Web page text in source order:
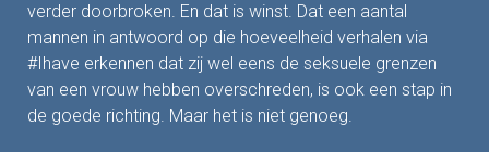
verder doorbroken. En dat is winst. Dat een aantal
mannen in antwoord op die hoeveelheid verhalen via
#Ihave erkennen dat zij wel eens de seksuele grenzen
van een vrouw hebben overschreden, is ook een stap in
de goede richting. Maar het is niet genoeg.